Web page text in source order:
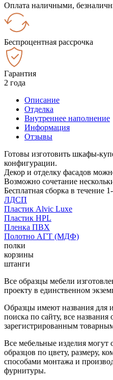
Оплата наличными,
Беспроцентная рассрочка
Гарантия
2 года
Описание
Отделка
Внутреннее наполнение
Информация
Отзывы
Готовы изготовить шкафы-
конфигурации.
Декор и отделку фасадов
Возможно сочетание
Бесплатная сборка в течение
ЛДСП
Пластик Alvic Luxe
Пластик HPL
Пленка ПВХ
Полотно АГТ (МДФ)
полки
корзины
штанги
Все образцы мебели
проекту в единственном
Образцы имеют названия для
поиска по сайту, все названия
зарегистрированным
Все мебельные изделия могут
образцов по цвету, размеру,
способами монтажа и
фурнитуры.